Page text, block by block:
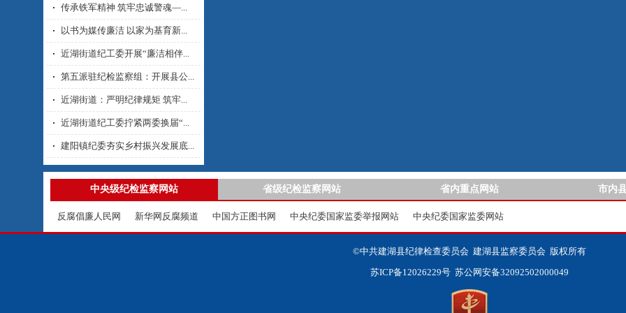
传承铁军精神 筑牢忠诚警魂—...
以书为媒传廉洁 以家为基育新...
近湖街道纪工委开展“廉洁相伴...
第五派驻纪检监察组：开展县公...
近湖街道：严明纪律规矩 筑牢...
近湖街道纪工委拧紧两委换届“...
建阳镇纪委夯实乡村振兴发展底...
中央级纪检监察网站 省级纪检监察网站 省内重点网站 市内
反腐倡廉人民网 新华网反腐频道 中国方正图书网 中央纪委国家监委举报网站 中央纪委国家监委网站
©中共建湖县纪律检查委员会 建湖县监察委员会 版权所有
苏ICP备12026229号 苏公网安备32092502000049